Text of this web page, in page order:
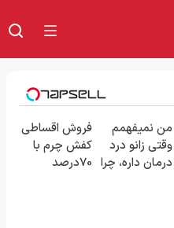
من نمیفهمم
وقتی زانو درد
درمان داره، چرا
فروش اقساطی
کفش چرم با
70درصد